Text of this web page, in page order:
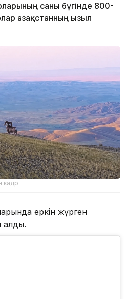
саны бүгінде 800-
Қазақстанның Қызыл
кадр
еркін жүрген